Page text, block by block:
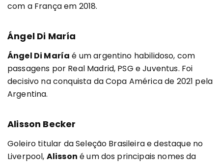
com a França em 2018.
Ángel Di María
Ángel Di María é um argentino habilidoso, com
passagens por Real Madrid, PSG e Juventus. Foi
decisivo na conquista da Copa América de 2021 pela
Argentina.
Alisson Becker
Goleiro titular da Seleção Brasileira e destaque no
Liverpool, Alisson é um dos principais nomes da